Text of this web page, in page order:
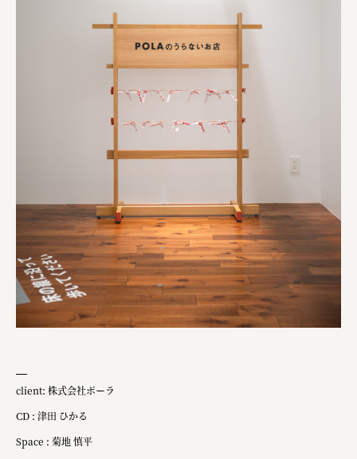
client: 株式会社ポーラ
CD : 津田 ひかる
Space : 菊地 慎平